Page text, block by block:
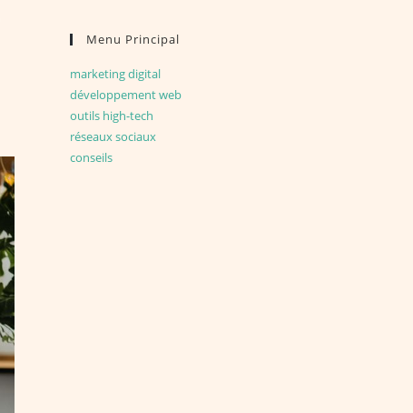
Menu Principal
marketing digital
développement web
outils high-tech
réseaux sociaux
conseils